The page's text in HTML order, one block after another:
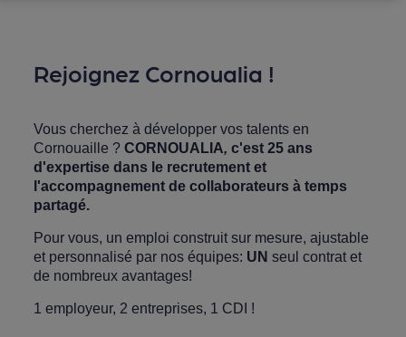
Rejoignez Cornoualia !
Vous cherchez à développer vos talents en
Cornouaille ? CORNOUALIA, c'est 25 ans
d'expertise dans le recrutement et
l'accompagnement de collaborateurs à temps
partagé.
Pour vous, un emploi construit sur mesure, ajustable
et personnalisé par nos équipes: UN seul contrat et
de nombreux avantages!
1 employeur, 2 entreprises, 1 CDI !